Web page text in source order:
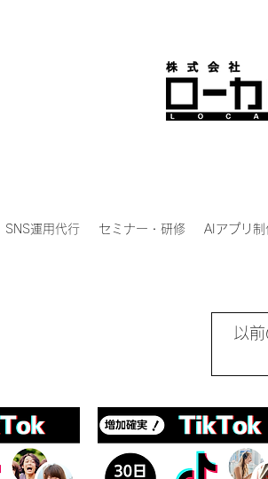
SNS運用代行 セミナー・研修 AIアプリ制
以